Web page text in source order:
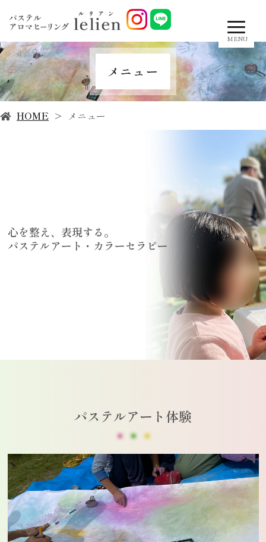
MENU
メニュー
HOME メニュー
心を整え、表現する。
パステルアート・カラーセラピー
パステルアート体験